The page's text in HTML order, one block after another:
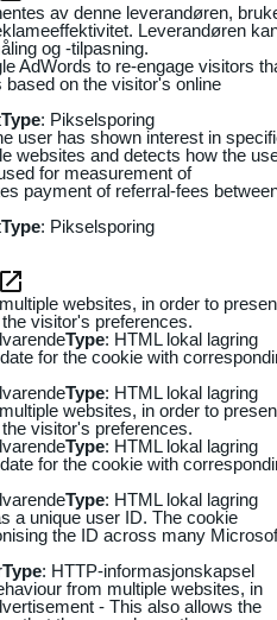
av denne leverandøren,
Leverandøren
og -tilpasning.
AdWords to re-engage visitors
on the visitor's online
Type: Pikselsporing
user has shown interest in
websites and detects how the
for measurement of
payment of referral-fees
Type: Pikselsporing
websites, in order to
visitor's preferences.
Type: HTML lokal lagring
for the cookie with
Type: HTML lokal lagring
websites, in order to
visitor's preferences.
Type: HTML lokal lagring
for the cookie with
Type: HTML lokal lagring
a unique user ID. The cookie
the ID across many
Type: HTTP-informasjonskapsel
from multiple websites, in
- This also allows the